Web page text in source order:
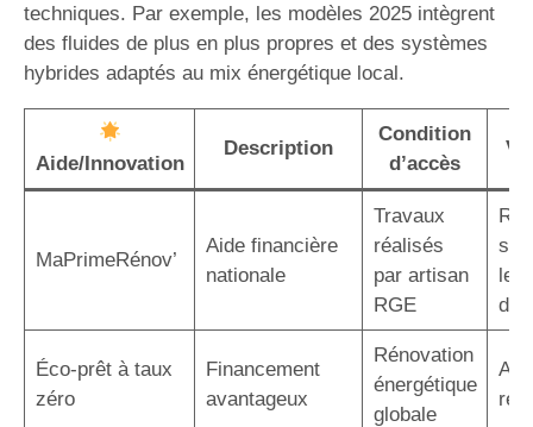
techniques. Par exemple, les modèles 2025 intègrent
des fluides de plus en plus propres et des systèmes
hybrides adaptés au mix énergétique local.
Aide/Innovation
Description
Condition
d’accès
MaPrimeRénov’
Aide financière
nationale
Travaux
réalisés
par artisan
RGE
le
Éco-prêt à taux
zéro
Financement
avantageux
Rénovation
énergétique
globale